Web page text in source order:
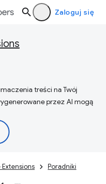
Zaloguj się
treści na Twój
przez AI mogą
Poradniki